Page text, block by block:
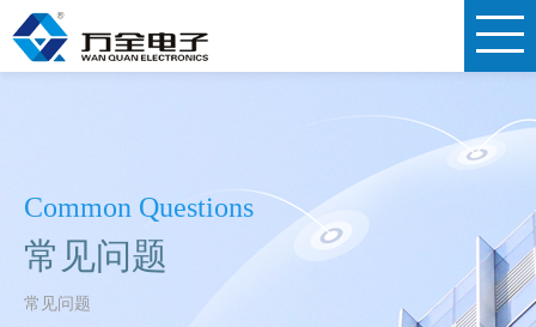
Common Questions
常见问题
常见问题